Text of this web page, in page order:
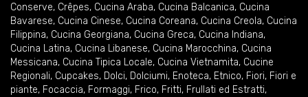
Conserve, Crêpes, Cucina Araba, Cucina Balcanica, Cucina
Bavarese, Cucina Cinese, Cucina Coreana, Cucina Creola, Cucina
Filippina, Cucina Georgiana, Cucina Greca, Cucina Indiana,
Cucina Latina, Cucina Libanese, Cucina Marocchina, Cucina
Messicana, Cucina Tipica Locale, Cucina Vietnamita, Cucine
Regionali, Cupcakes, Dolci, Dolciumi, Enoteca, Etnico, Fiori, Fiori e
piante, Focaccia, Formaggi, Frico, Fritti, Frullati ed Estratti,